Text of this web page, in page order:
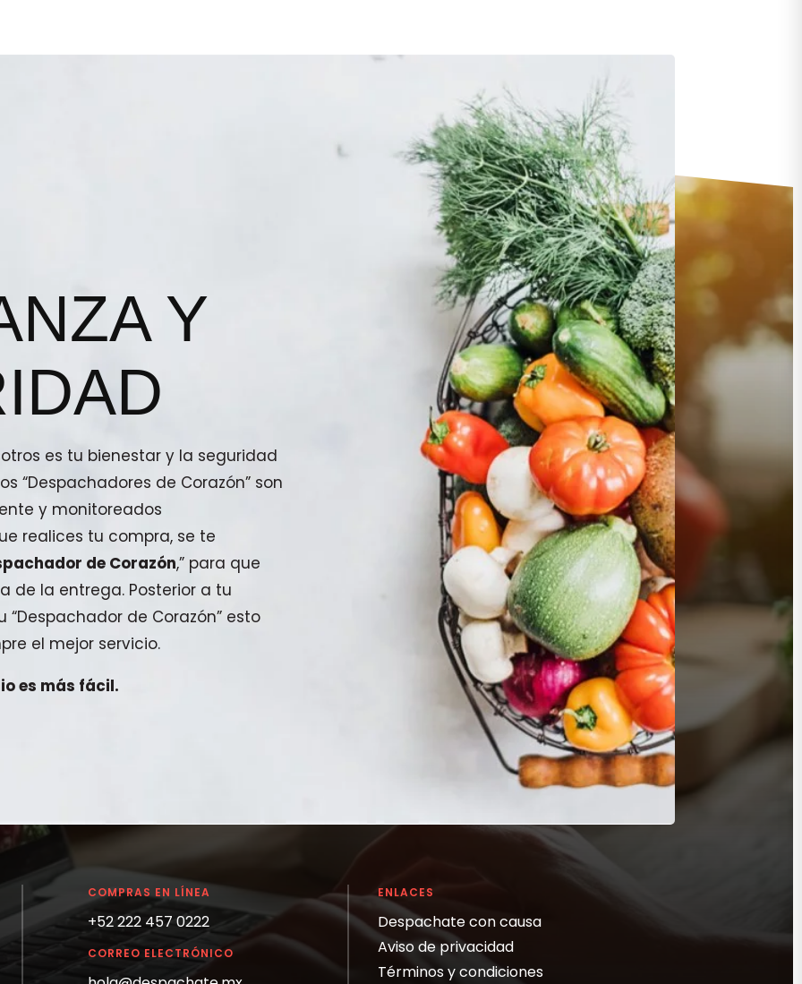
Y
es tu bienestar y la seguridad
“Despachadores de Corazón” son
y monitoreados
realices tu compra, se te
de Corazón,” para que
de la entrega. Posterior a tu
de Corazón” esto
el mejor servicio.
es más fácil.
COMPRAS EN LÍNEA
+52 222 457 0222
CORREO ELECTRÓNICO
ENLACES
Despachate con causa
Aviso de privacidad
Términos y condiciones